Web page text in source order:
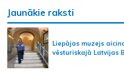
Jaunākie raksti
Liepājas muzejs
vēsturiskajā Latvijas